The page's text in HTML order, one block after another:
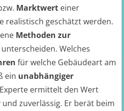
Marktwert einer
realistisch geschätzt werden.
Methoden zur
unterscheiden. Welches
für welche Gebäudeart am
ein unabhängiger
ermittelt den Wert
zuverlässig. Er berät beim